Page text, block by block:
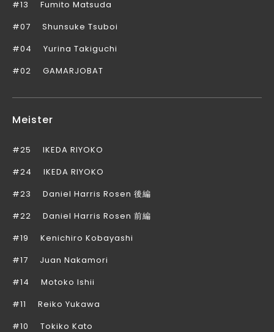
#13
Fumito Matsuda
#07
Shunsuke Tsuboi
#04
Yurina Takiguchi
#02
GAMARJOBAT
Meister
#25
IKEDA RIYOKO
#24
IKEDA RIYOKO
#23
Daniel Harris Rosen 後編
#22
Daniel Harris Rosen 前編
#19
Kenichiro Kobayashi
#17
Juan Nakamori
#14
Motoko Ishii
#11
Reiko Yukawa
#10
Tokiko Kato